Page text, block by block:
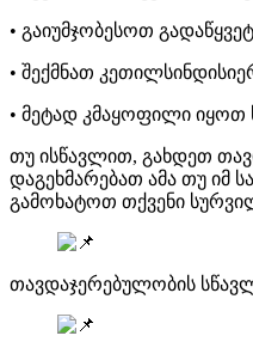
• გაიუმჯობესოთ
• შექმნათ
• მეტად კმაყოფილი იყოთ
თუ ისწავლით, გახდეთ
დაგეხმარებათ ამა თუ იმ
გამოხატოთ თქვენი
თავდაჯერებულობის